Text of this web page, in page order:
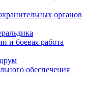
органов
и боевая работа
обеспечения